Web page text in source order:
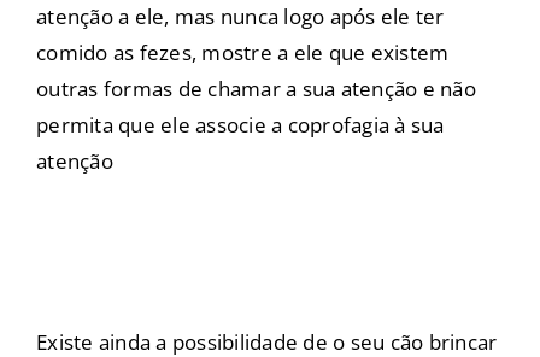
atenção a ele, mas nunca logo após ele ter
comido as fezes, mostre a ele que existem
outras formas de chamar a sua atenção e não
permita que ele associe a coprofagia à sua
atenção
Existe ainda a possibilidade de o seu cão brincar